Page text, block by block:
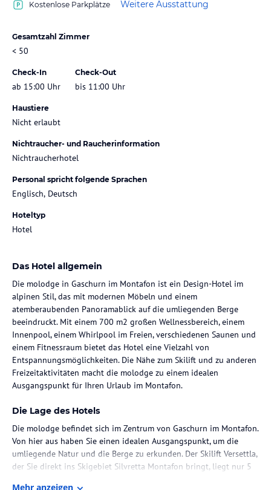
Kostenlose Parkplätze Weitere Ausstattung
Gesamtzahl Zimmer
< 50
Check-In
ab 15:00 Uhr
Check-Out
bis 11:00 Uhr
Haustiere
Nicht erlaubt
Nichtraucher- und Raucherinformation
Nichtraucherhotel
Personal spricht folgende Sprachen
Englisch, Deutsch
Hoteltyp
Hotel
Das Hotel allgemein
Die molodge in Gaschurn im Montafon ist ein Design-Hotel im
alpinen Stil, das mit modernen Möbeln und einem
atemberaubenden Panoramablick auf die umliegenden Berge
beeindruckt. Mit einem 700 m2 großen Wellnessbereich, einem
Innenpool, einem Whirlpool im Freien, verschiedenen Saunen und
einem Fitnessraum bietet das Hotel eine Vielzahl von
Entspannungsmöglichkeiten. Die Nähe zum Skilift und zu anderen
Freizeitaktivitäten macht die molodge zu einem idealen
Ausgangspunkt für Ihren Urlaub im Montafon.
Die Lage des Hotels
Die molodge befindet sich im Zentrum von Gaschurn im Montafon.
Von hier aus haben Sie einen idealen Ausgangspunkt, um die
umliegende Natur und die Berge zu erkunden. Der Skilift Versettla,
der Sie direkt ins Skigebiet Silvretta Montafon bringt, liegt nur 5
Mehr anzeigen